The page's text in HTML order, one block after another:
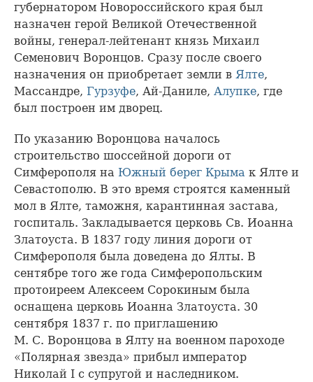
губернатором Новороссийского края был
назначен герой Великой Отечественной
войны, генерал-лейтенант князь Михаил
Семенович Воронцов. Сразу после своего
назначения он приобретает земли в Ялте,
Массандре, Гурзуфе, Ай-Даниле, Алупке, где
был построен им дворец.
По указанию Воронцова началось
строительство шоссейной дороги от
Симферополя на Южный берег Крыма к Ялте и
Севастополю. В это время строятся каменный
мол в Ялте, таможня, карантинная застава,
госпиталь. Закладывается церковь Св. Иоанна
Златоуста. В 1837 году линия дороги от
Симферополя была доведена до Ялты. В
сентябре того же года Симферопольским
протоиреем Алексеем Сорокиным была
оснащена церковь Иоанна Златоуста. 30
сентября 1837 г. по приглашению
М. С. Воронцова в Ялту на военном пароходе
«Полярная звезда» прибыл император
Николай I с супругой и наследником.